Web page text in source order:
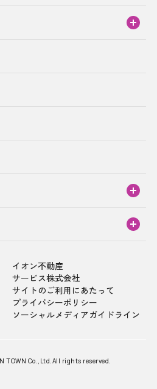
イオン不動産
サービス株式会社
サイトのご利用にあたって
プライバシーポリシー
ソーシャルメディアガイドライン
TOWN Co.,Ltd.All rights reserved.